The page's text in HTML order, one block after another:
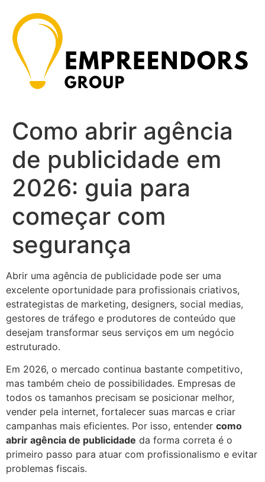
para
conteúdo
Como abrir agência
de publicidade em
2026: guia para
começar com
segurança
Abrir uma agência de publicidade pode ser uma
excelente oportunidade para profissionais criativos,
estrategistas de marketing, designers, social medias,
gestores de tráfego e produtores de conteúdo que
desejam transformar seus serviços em um negócio
estruturado.
Em 2026, o mercado continua bastante competitivo,
mas também cheio de possibilidades. Empresas de
todos os tamanhos precisam se posicionar melhor,
vender pela internet, fortalecer suas marcas e criar
campanhas mais eficientes. Por isso, entender como
abrir agência de publicidade da forma correta é o
primeiro passo para atuar com profissionalismo e evitar
problemas fiscais.